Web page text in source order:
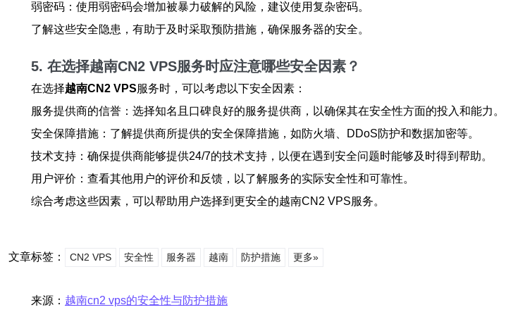
弱密码：使用弱密码会增加被暴力破解的风险，建议使用复杂密码。
了解这些安全隐患，有助于及时采取预防措施，确保服务器的安全。
5. 在选择越南CN2 VPS服务时应注意哪些安全因素？
在选择越南CN2 VPS服务时，可以考虑以下安全因素：
服务提供商的信誉：选择知名且口碑良好的服务提供商，以确保其在安全性方面的投入和能力。
安全保障措施：了解提供商所提供的安全保障措施，如防火墙、DDoS防护和数据加密等。
技术支持：确保提供商能够提供24/7的技术支持，以便在遇到安全问题时能够及时得到帮助。
用户评价：查看其他用户的评价和反馈，以了解服务的实际安全性和可靠性。
综合考虑这些因素，可以帮助用户选择到更安全的越南CN2 VPS服务。
文章标签： CN2 VPS 安全性 服务器 越南 防护措施 更多»
来源： 越南cn2 vps的安全性与防护措施